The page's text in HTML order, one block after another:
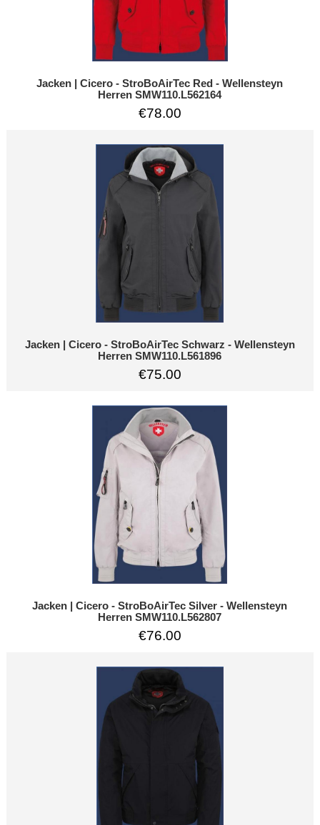
Jacken | Cicero - StroBoAirTec Red - Wellensteyn
Herren SMW110.L562164
€78.00
Jacken | Cicero - StroBoAirTec Schwarz - Wellensteyn
Herren SMW110.L561896
€75.00
Jacken | Cicero - StroBoAirTec Silver - Wellensteyn
Herren SMW110.L562807
€76.00